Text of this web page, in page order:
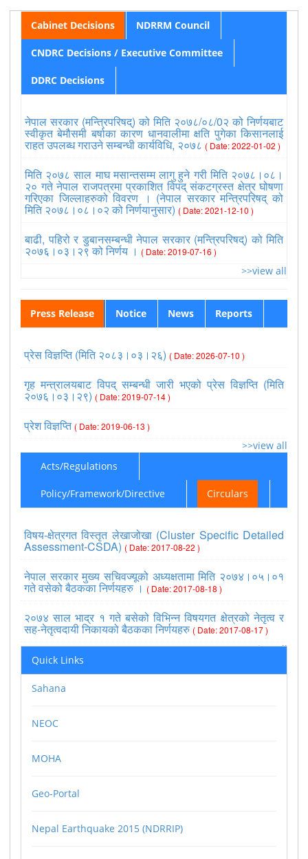
Cabinet Decisions NDRRM Council
CNDRC Decisions / Executive Committee
DDRC Decisions
नेपाल सरकार (मन्त्रिपरिषद्) को मिति २०७८/०८/0२ को निर्णयबाट
स्वीकृत बेमौसमी बर्षाका कारण धानवालीमा क्षति पुगेका किसानलाई
राहत उपलब्ध गराउने सम्बन्धी कार्यविधि, २०७८ ( Date: 2022-01-02 )
मिति २०७८ साल माघ मसान्तसम्म लागु हुने गरी मिति २०७८।०८।
२० गते नेपाल राजपत्रमा प्रकाशित विपद् संकटग्रस्त क्षेत्र घोषणा
गरिएका जिल्लाहरुको विवरण । (नेपाल सरकार मन्त्रिपरिषद् को
मिति २०७८।०८।०२ को निर्णयानुसार) ( Date: 2021-12-10 )
बाढी, पहिरो र डुबानसम्बन्धी नेपाल सरकार (मन्त्रिपरिषद्) को मिति
२०७६।०३।२९ को निर्णय । ( Date: 2019-07-16 )
>>view all
Press Release Notice News Reports
प्रेस विज्ञप्ति (मिति २०८३।०३।२६) ( Date: 2026-07-10 )
गृह मन्त्रालयबाट विपद् सम्बन्धी जारी भएको प्रेस विज्ञप्ति (मिति
२०७६।०३।२९) ( Date: 2019-07-14 )
प्रेश विज्ञप्ति ( Date: 2019-06-13 )
>>view all
Acts/Regulations
Policy/Framework/Directive Circulars
विषय-क्षेत्रगत विस्तृत लेखाजोखा (Cluster Specific Detailed
Assessment-CSDA) ( Date: 2017-08-22 )
नेपाल सरकार मुख्य सचिवज्यूको अध्यक्षतामा मिति २०७४।०५।०१
गते वसेको बैठकका निर्णयहरु । ( Date: 2017-08-18 )
२०७४ साल भाद्र १ गते बसेको विभिन्न विषयगत क्षेत्रको नेतृत्व र
सह-नेतृत्वदायी निकायको बैठकका निर्णयहरु ( Date: 2017-08-17 )
>>view all
Quick Links
Sahana
NEOC
MOHA
Geo-Portal
Nepal Earthquake 2015 (NDRRIP)